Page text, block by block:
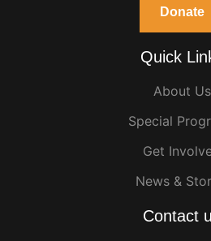
Donate
Quick
About Us
Special
Get
News &
Contact